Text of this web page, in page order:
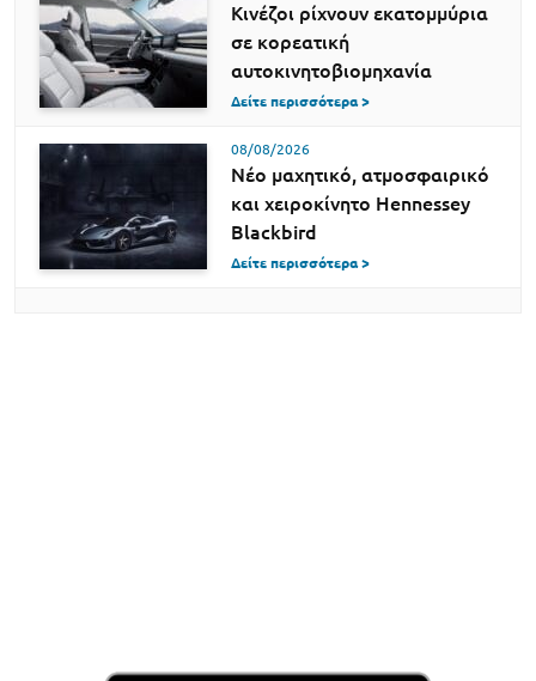
Κινέζοι ρίχνουν εκατομμύρια
σε κορεατική
αυτοκινητοβιομηχανία
Δείτε περισσότερα >
08/08/2026
Νέο μαχητικό, ατμοσφαιρικό
και χειροκίνητο Hennessey
Blackbird
Δείτε περισσότερα >